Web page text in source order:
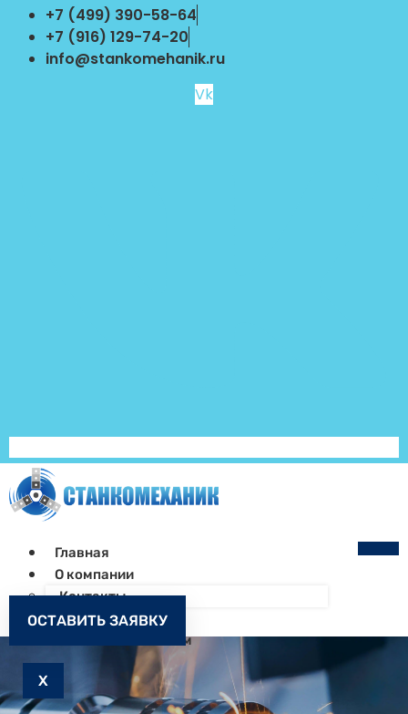
Перейти
содержимому
+7 (499) 390-58-64
+7 (916) 129-74-20
info@stankomehanik.ru
Vk
Главная
О компании
Контакты
Как заказать
Запчасти к станкам
X
ОСТАВИТЬ ЗАЯВКУ